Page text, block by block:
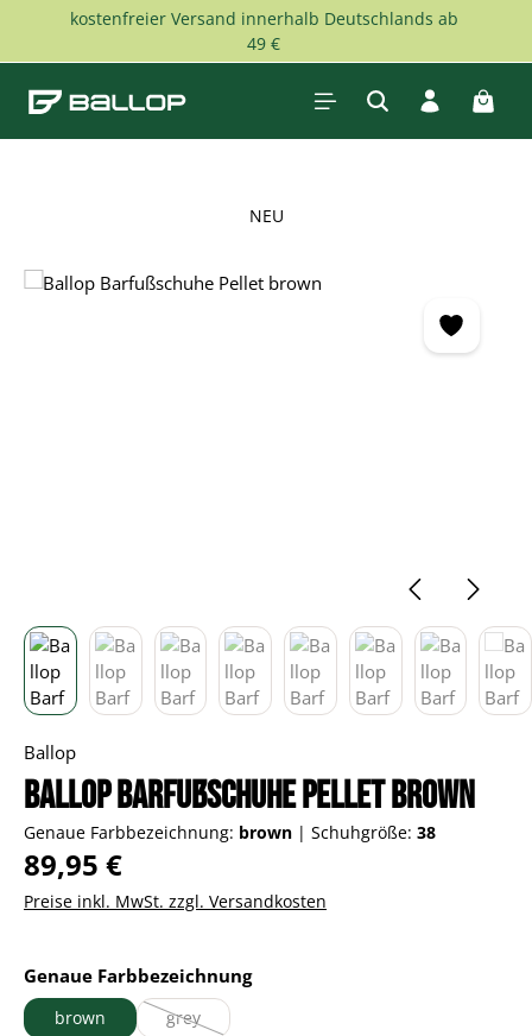
Zum Hauptinhalt springen
kostenfreier Versand innerhalb Deutschlands ab
49 €
NEU
Bildergalerie überspringen
Ballop
Ballop Barfußschuhe Pellet brown
Genaue Farbbezeichnung: brown | Schuhgröße: 38
Regulärer Preis:
89,95 €
Preise inkl. MwSt. zzgl. Versandkosten
Genaue Farbbezeichnungauswählen
brown grey
(Diese Option ist zurzeit nicht verfügbar.)